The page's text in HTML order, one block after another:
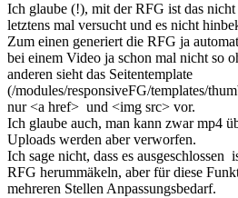
Ich glaube (!), mit der RFG ist das
letztens mal versucht und es nicht
Zum einen generiert die RFG ja
bei einem Video ja schon mal nicht so
anderen sieht das Seitentemplate
(/modules/responsiveFG/templates/
nur <a href> und <img src> vor.
Ich glaube auch, man kann zwar mp4
Uploads werden aber verworfen.
Ich sage nicht, dass es
RFG herummäkeln, aber für diese
mehreren Stellen Anpassungsbedarf.